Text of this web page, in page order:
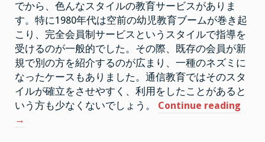
ネ
ズ
ミ
と
違
っ
た
正
し
い
教
育
でから、色んなスタイルの教育サービスがありま
す。特に1980年代は空前の幼児教育ブームが巻き起
こり、完全会員制サービスというスタイルで指導を
受けるのが一般的でした。その際、既存の会員が新
規で別の方を紹介するのが広まり、一種のネズミに
なったケースもありました。通信教育ではそのスタ
イルが確立をさせやすく、利用をしたことがあると
いう方も少なくないでしょう。 Continue reading
→